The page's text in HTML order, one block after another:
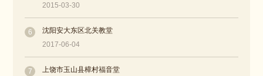
2015-03-30
6
沈阳安大东区北关教堂
2017-06-04
7
上饶市玉山县樟村福音堂